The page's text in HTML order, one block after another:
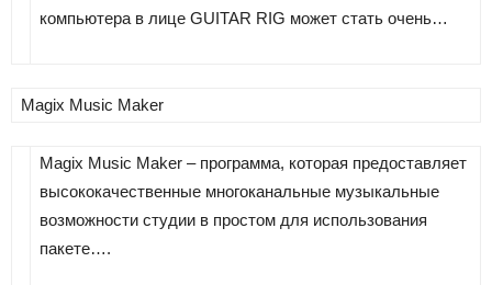
компьютера в лице GUITAR RIG может стать очень…
Magix Music Maker
Magix Music Maker – программа, которая предоставляет
высококачественные многоканальные музыкальные
возможности студии в простом для использования
пакете….